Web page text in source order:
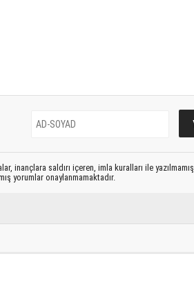
inançlara saldırı içeren, imla kuralları ile yazılmamış,
yorumlar onaylanmamaktadır.